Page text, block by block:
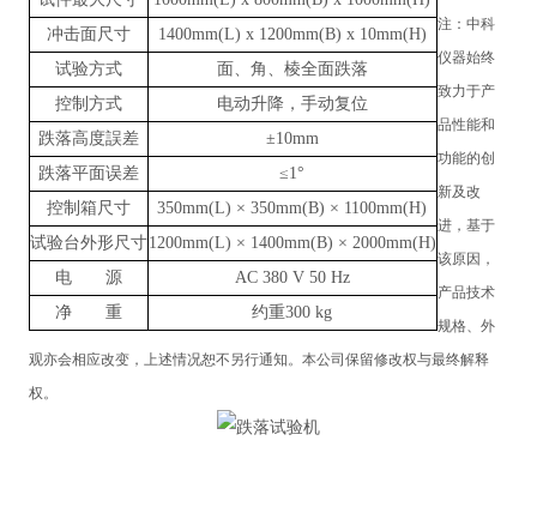
冲击面尺寸
1400mm(L) x 1200mm(B) x 10mm(H)
试验方式
面、角、棱全面跌落
控制方式
电动升降，手动复位
跌落高度誤差
±10mm
跌落平面误差
≤1°
控制箱尺寸
350mm(L) × 350mm(B) × 1100mm(H)
试验台外形尺寸1200mm(L) × 1400mm(B) × 2000mm(H)
电 源
AC 380 V 50 Hz
净 重
约重300 kg
注： 中科
仪器始终
致力于产
品性能和
功能的创
新及改
进，基于
该原因，
产品技术
规格、外
观亦会相应改变，上述情况恕不另行通知。本公司保留修改权与最终解释
权。